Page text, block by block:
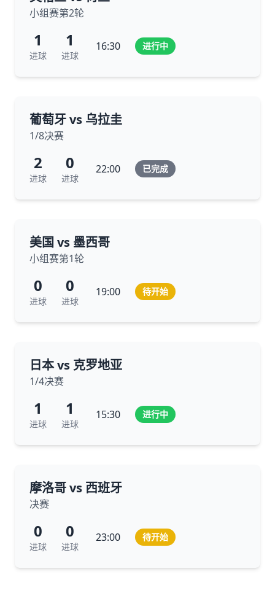
小组赛第2轮
1
进球
1
进球
16:30 进行中
葡萄牙 vs 乌拉圭
1/8决赛
2
进球
0
进球
22:00 已完成
美国 vs 墨西哥
小组赛第1轮
0
进球
0
进球
19:00 待开始
日本 vs 克罗地亚
1/4决赛
1
进球
1
进球
15:30 进行中
摩洛哥 vs 西班牙
决赛
0
进球
0
进球
23:00 待开始